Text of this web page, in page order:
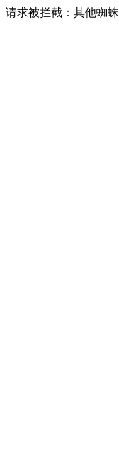
请求被拦截：其他蜘蛛